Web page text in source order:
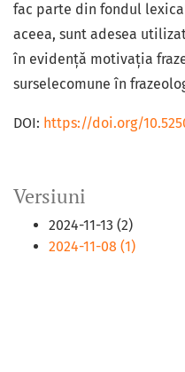
Versiuni
2024-11-13 (2)
2024-11-08 (1)
fac parte din fondul
aceea, sunt adesea
în evidență motivația
surselecomune în
DOI: https://doi.org/